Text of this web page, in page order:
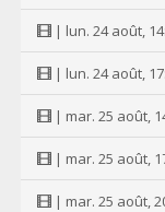
| lun. 24 août,
| lun. 24 août,
| mar. 25 août,
| mar. 25 août,
| mar. 25 août,